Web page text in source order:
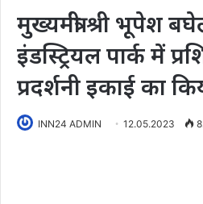
मुख्यमंत्री श्री भूपेश
इंडस्ट्रियल पार्क में
प्रदर्शनी इकाई का
INN24 ADMIN 12.05.2023